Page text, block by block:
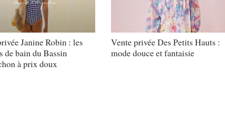
Janine Robin : les
de bain du Bassin
à prix doux
Vente privée Des Petits Hauts :
mode douce et fantaisie